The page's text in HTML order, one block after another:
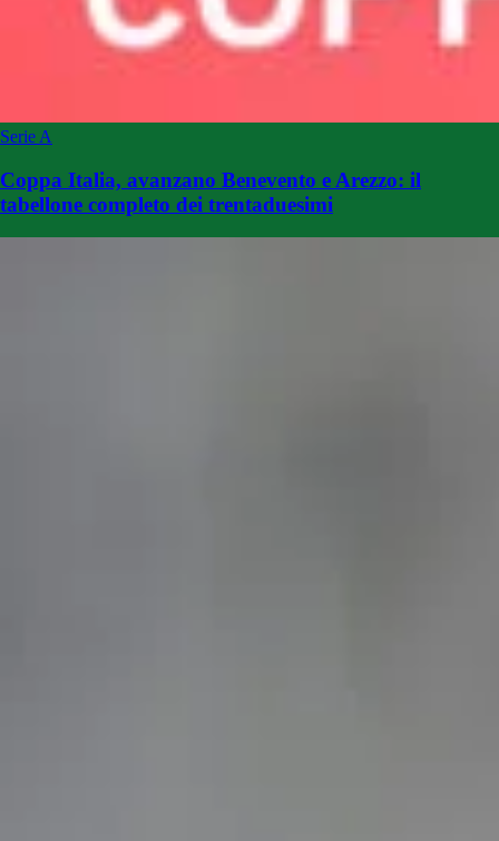
Serie A
Coppa Italia, avanzano Benevento e Arezzo: il
tabellone completo dei trentaduesimi